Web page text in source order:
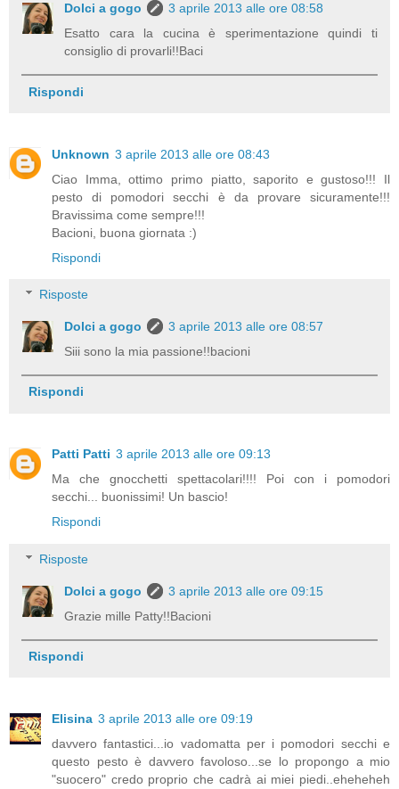
Dolci a gogo
3 aprile 2013 alle ore 08:58
Esatto cara la cucina è sperimentazione quindi ti
consiglio di provarli!!Baci
Rispondi
Unknown 3 aprile 2013 alle ore 08:43
Ciao Imma, ottimo primo piatto, saporito e gustoso!!! Il
pesto di pomodori secchi è da provare sicuramente!!!
Bravissima come sempre!!!
Bacioni, buona giornata :)
Rispondi
Risposte
Dolci a gogo
3 aprile 2013 alle ore 08:57
Siii sono la mia passione!!bacioni
Rispondi
Patti Patti 3 aprile 2013 alle ore 09:13
Ma che gnocchetti spettacolari!!!! Poi con i pomodori
secchi... buonissimi! Un bascio!
Rispondi
Risposte
Dolci a gogo
3 aprile 2013 alle ore 09:15
Grazie mille Patty!!Bacioni
Rispondi
Elisina 3 aprile 2013 alle ore 09:19
davvero fantastici...io vadomatta per i pomodori secchi e
questo pesto è davvero favoloso...se lo propongo a mio
"suocero" credo proprio che cadrà ai miei piedi..eheheheh